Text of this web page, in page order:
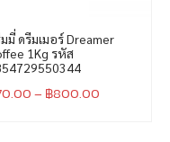
มี่ ดรีมเมอร์ Dreamer
1Kg รหัส
– ฿800.00